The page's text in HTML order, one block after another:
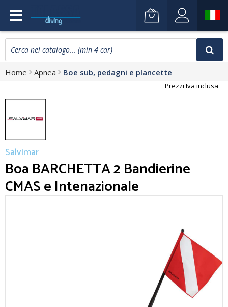
Home Apnea Boe sub, pedagni e plancette
Prezzi Iva inclusa
Salvimar
Boa BARCHETTA 2 Bandierine
CMAS e Intenazionale